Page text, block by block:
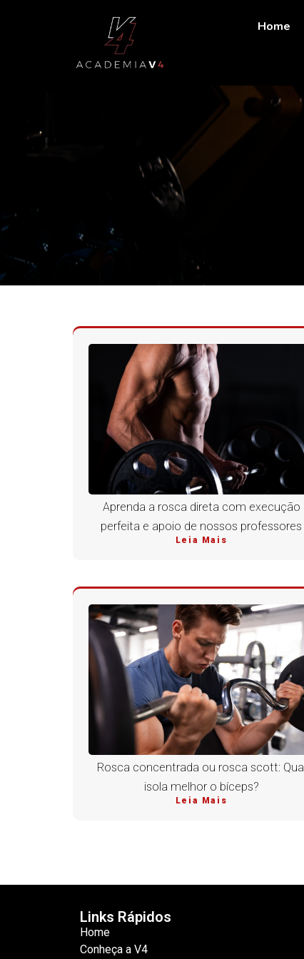
Home
Aprenda a rosca direta com execução
perfeita e apoio de nossos professores
Leia Mais
Rosca concentrada ou rosca scott: Qual
isola melhor o bíceps?
Leia Mais
Links Rápidos
Home
Conheça a V4